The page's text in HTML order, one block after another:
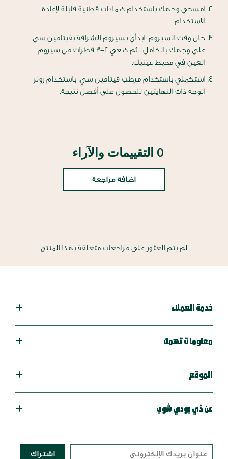
امسحي وجهك باستخدام ضمادات قطنية قابلة لإعادة
الاستخدام.
حان وقت السيروم، ابدأي بسيروم الاشراقة بفيتامين سي
على وجهك بالكامل ، ثم ضعي 2-3 قطرات من سيروم
العين في محيط عينيك.
استكملي باستخدام مرطب فيتامين سي، باستخدام رولر
الوجه ذات النهايتين للحصول على أفضل نتيجة.
0 التقييمات والآراء
اضافة مراجعة
لم يتم العثور على مراجعات متعلقة بهذا المنتج
خدمة العملاء
معلومات تهمك
الموقع
عن ذي بودي شوب
اشتراك